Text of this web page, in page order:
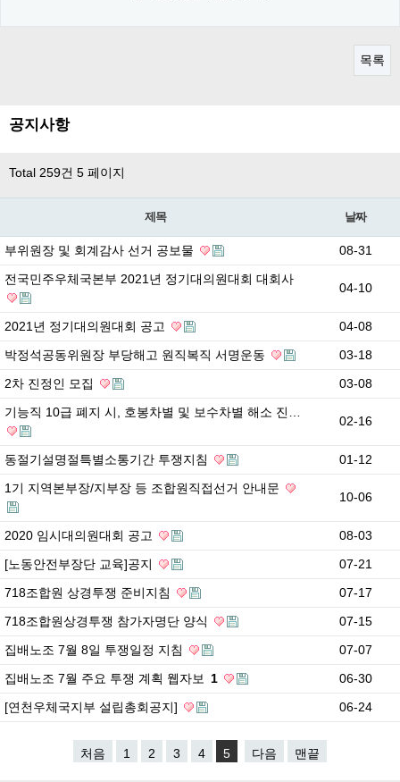
목록
공지사항
Total 259건 5 페이지
제목 날짜
부위원장 및 회계감사 선거 공보물
08-31
전국민주우체국본부 2021년 정기대의원대회 대회사
04-10
2021년 정기대의원대회 공고
04-08
박정석공동위원장 부당해고 원직복직 서명운동
03-18
2차 진정인 모집
03-08
기능직 10급 폐지 시, 호봉차별 및 보수차별 해소 진…
02-16
동절기설명절특별소통기간 투쟁지침
01-12
1기 지역본부장/지부장 등 조합원직접선거 안내문
10-06
2020 임시대의원대회 공고
08-03
[노동안전부장단 교육]공지
07-21
718조합원 상경투쟁 준비지침
07-17
718조합원상경투쟁 참가자명단 양식
07-15
집배노조 7월 8일 투쟁일정 지침
07-07
집배노조 7월 주요 투쟁 계획 웹자보
1
06-30
[연천우체국지부 설립총회공지]
06-24
처음 1 2 3 4 5 다음 맨끝